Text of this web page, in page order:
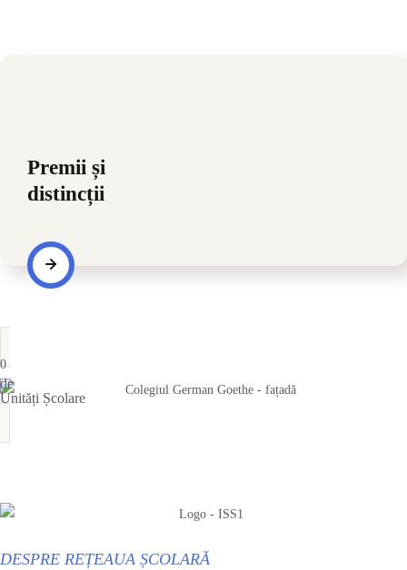
Premii și
distincții
0
de
Unități Școlare
DESPRE REȚEAUA ȘCOLARĂ